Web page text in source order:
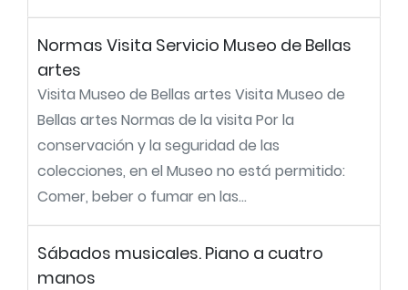
Normas Visita Servicio Museo de Bellas
artes
Visita Museo de Bellas artes Visita Museo de
Bellas artes Normas de la visita Por la
conservación y la seguridad de las
colecciones, en el Museo no está permitido:
Comer, beber o fumar en las...
Sábados musicales. Piano a cuatro
manos